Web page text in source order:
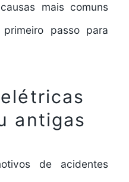
mais comuns
passo para
antigas
de acidentes